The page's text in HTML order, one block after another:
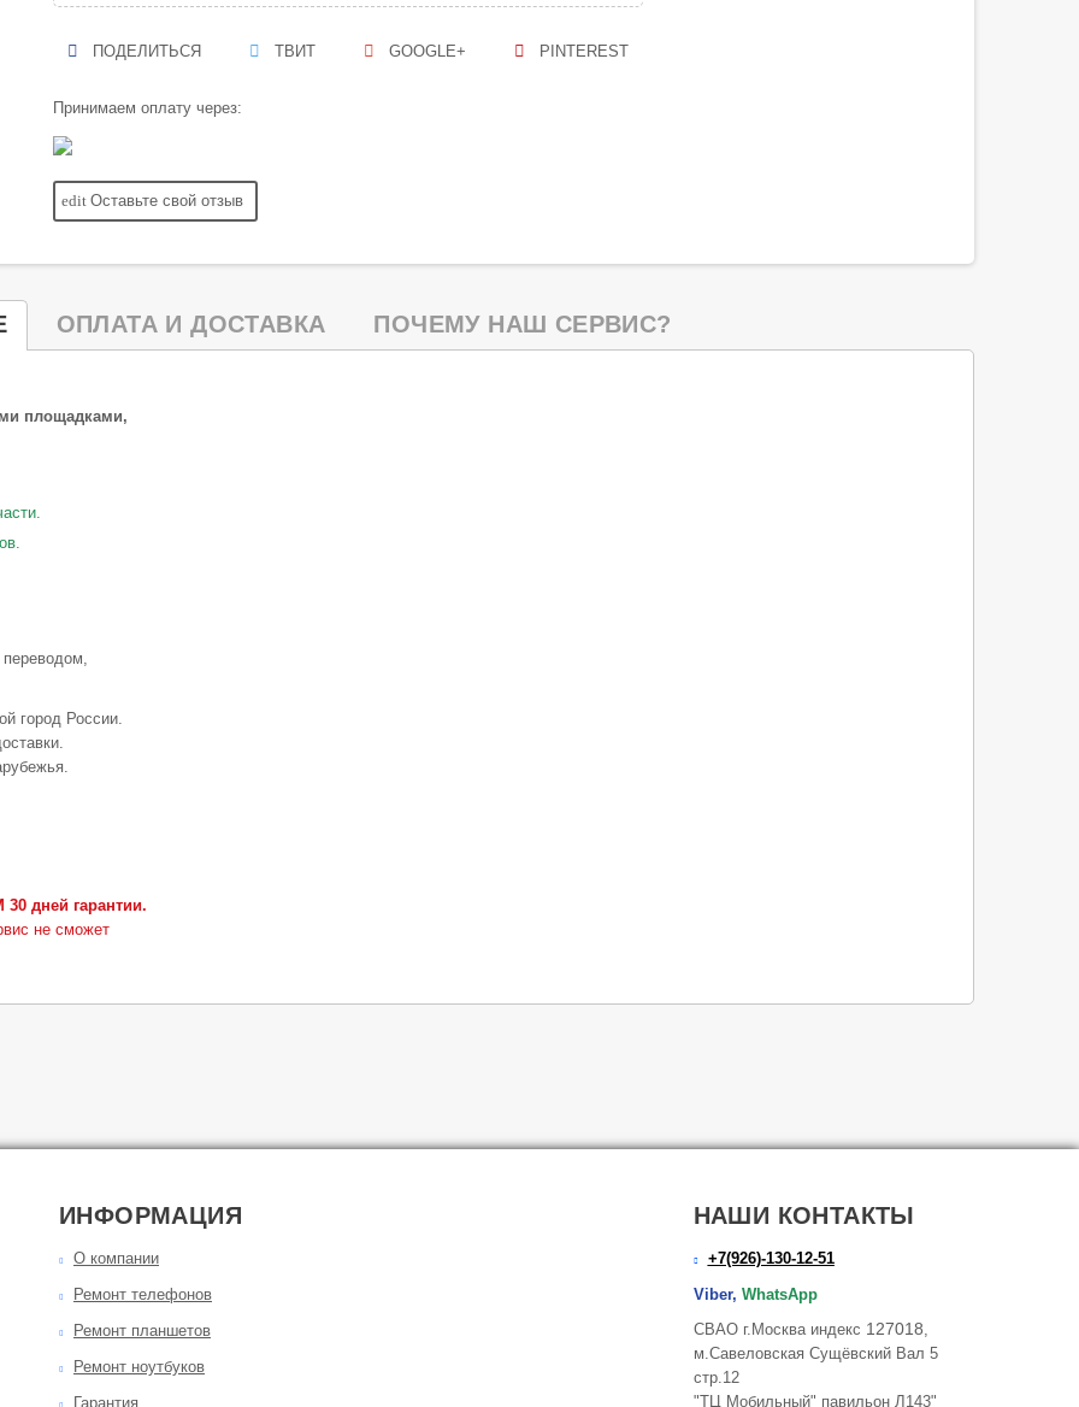
ПОДЕЛИТЬСЯ ТВИТ GOOGLE+ PINTEREST
Принимаем оплату через:
edit Оставьте свой отзыв
ОПЛАТА И ДОСТАВКА ПОЧЕМУ НАШ СЕРВИС?
площадками,
город России.
дней гарантии.
не сможет
ИНФОРМАЦИЯ
О компании
Ремонт телефонов
Ремонт планшетов
Ремонт ноутбуков
Гарантия
НАШИ КОНТАКТЫ
+7(926)-130-12-51
Viber, WhatsApp
СВАО г.Москва индекс 127018,
м.Савеловская Сущёвский Вал 5
стр.12
"ТЦ Мобильный" павильон Л143"